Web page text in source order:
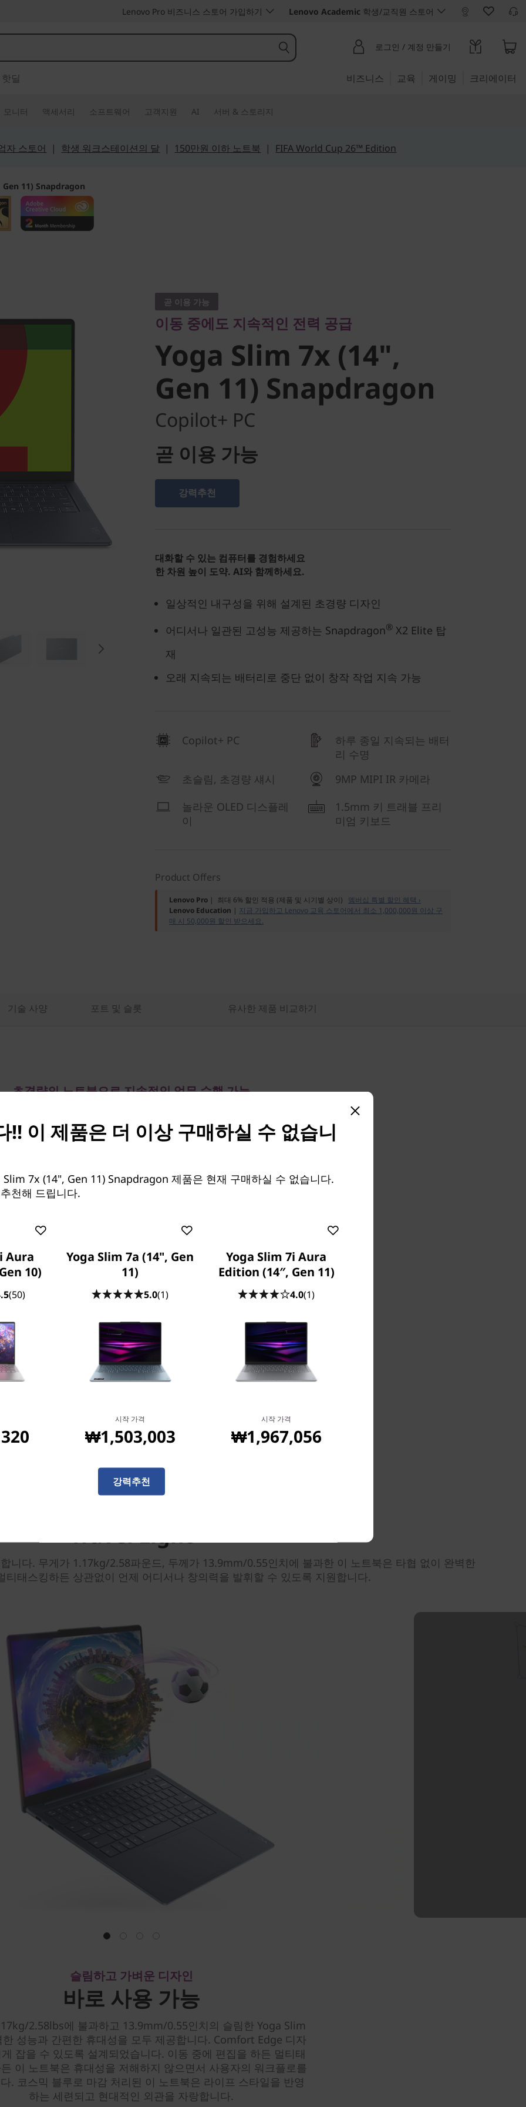
Lenovo Pro 비즈니스 스토어 가입하기 Lenovo Academic 학생/교직원 스토어
로그인 / 계정 만들기
핫딜 비즈니스 교육 게이밍 크리에이터
모니터 액세서리 소프트웨어 고객지원 AI 서버 & 스토리지
자 스토어 | 학생 워크스테이션의 달 | 150만원 이하 노트북 | FIFA World Cup 26™ Edition
11) Snapdragon
Yoga Slim 7x (14",
Gen 11) Snapdragon
곧 이용 가능
이동 중에도 지속적인 전력 공급
Yoga Slim 7x (14",
Gen 11) Snapdragon
Copilot+ PC
곧 이용 가능
강력추천
대화할 수 있는 컴퓨터를 경험하세요
한 차원 높이 도약. AI와 함께하세요.
일상적인 내구성을 위해 설계된 초경량 디자인
어디서나 일관된 고성능 제공하는 Snapdragon® X2 Elite 탑
재
오래 지속되는 배터리로 중단 없이 창작 작업 지속 가능
Copilot+ PC
하루 종일 지속되는 배터
리 수명
초슬림, 초경량 섀시
9MP MIPI IR 카메라
놀라운 OLED 디스플레
이
1.5mm 키 트래블 프리
미엄 키보드
Product Offers
Lenovo Pro | 최대 6% 할인 적용 (제품 및 시기별 상이) 멤버십 특별 할인 혜택 ›
Lenovo Education | 지금 가입하고 Lenovo 교육 스토어에서 최소 1,000,000원 이상 구
매 시 50,000원 할인 받으세요.
기술 사양 포트 및 슬롯 유사한 제품 비교하기
지금 시청하세요
어 있지 않습니다.
초경량의 노트북으로 지속적인 업무 수행 가능
® X2 Elite 프로세서를 탑재한 Lenovo Yoga Slim 7x Gen
합니다. 낮은 전력 소비량, 하루 종일 지속되는 배터리 수명, 옵션
는 2.8K 120Hz PureSight Pro 기술을 갖춘 14인치 OLED 디스플
레이를 통해 어디에서든 생산성을 유지할 수 있습니다.
Travel Light
니다. 무게가 1.17kg/2.58파운드, 두께가 13.9mm/0.55인치에 불과한 이 노트북은 타협 없이 완벽한
티태스킹하든 상관없이 언제 어디서나 창의력을 발휘할 수 있도록 지원합니다.
슬림하고 가벼운 디자인
바로 사용 가능
2.58lbs에 불과하고 13.9mm/0.55인치의 슬림한 Yoga Slim
성능과 간편한 휴대성을 모두 제공합니다. Comfort Edge 디자
잡을 수 있도록 설계되었습니다. 이동 중에 편집을 하든 멀티태
이 노트북은 휴대성을 저해하지 않으면서 사용자의 워크플로를
. 코스믹 블루로 마감 처리된 이 노트북은 라이프 스타일을 반영
하는 세련되고 현대적인 외관을 자랑합니다.
!! 이 제품은 더 이상 구매하실 수 없습니
Slim 7x (14", Gen 11) Snapdragon 제품은 현재 구매하실 수 없습니다.
천해 드립니다.
Aura
10)
(50)
Yoga Slim 7a (14", Gen
11)
5.0(1)
시작 가격
₩1,503,003
Yoga Slim 7i Aura
Edition (14″, Gen 11)
4.0(1)
시작 가격
₩1,967,056
강력추천